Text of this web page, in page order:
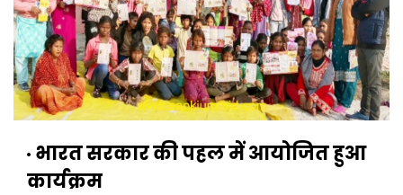
भारत सरकार की पहल में आयोजित हुआ
कार्यक्रम